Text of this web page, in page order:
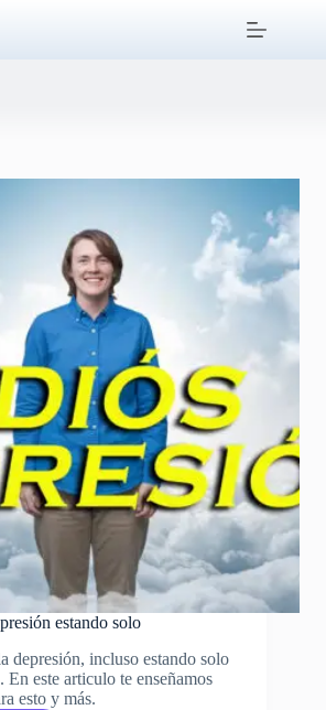
estando solo
depresión, incluso estando solo
En este articulo te enseñamos
esto y más.